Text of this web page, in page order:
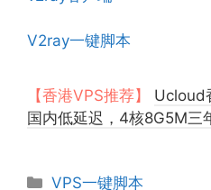
V2ray一键脚本
【香港VPS推荐】
Ucloud
国内低延迟，4核8G5M三
分
VPS一键脚本